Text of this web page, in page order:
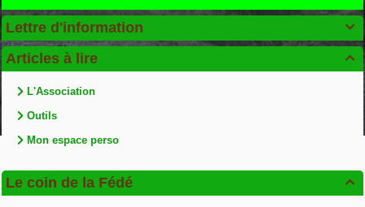

Lettre d'information

Articles à lire
L'Association
Outils
Mon espace perso

Le coin de la Fédé